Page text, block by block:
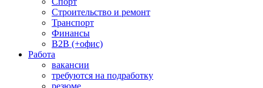
Строительство и ремонт
Транспорт
Финансы
B2B (+офис)
Работа
вакансии
требуются на подработку
резюме